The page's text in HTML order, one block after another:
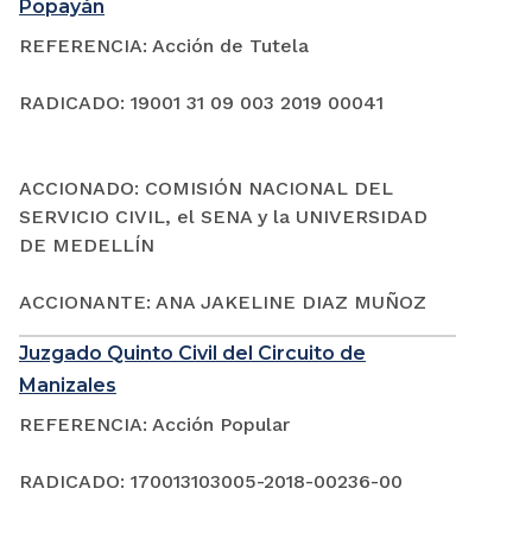
Popayán
REFERENCIA: Acción de Tutela
RADICADO: 19001 31 09 003 2019 00041
ACCIONADO: COMISIÓN NACIONAL DEL
SERVICIO CIVIL, el SENA y la UNIVERSIDAD
DE MEDELLÍN
ACCIONANTE: ANA JAKELINE DIAZ MUÑOZ
Juzgado Quinto Civil del Circuito de
Manizales
REFERENCIA: Acción Popular
RADICADO: 170013103005-2018-00236-00